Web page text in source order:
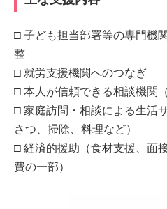
□ 子ども担当部署等の専門機
整
□ 就労支援機関へのつなぎ
□ 本人が信頼できる相談機関
□ 家庭訪問・相談による生活
さつ、掃除、料理など）
□ 経済的援助（食材支援、面
費の一部）